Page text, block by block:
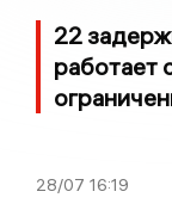
22
работает
28/07 16:19